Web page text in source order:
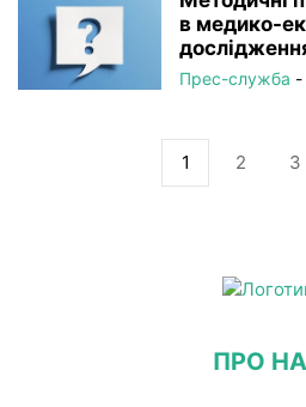
в медико-
Прес-служба -
1 2 3
ПРО